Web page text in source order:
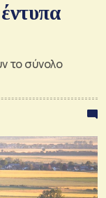
το σύνολο